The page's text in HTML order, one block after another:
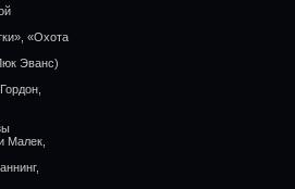
«Охота
Эванс)
Малек,